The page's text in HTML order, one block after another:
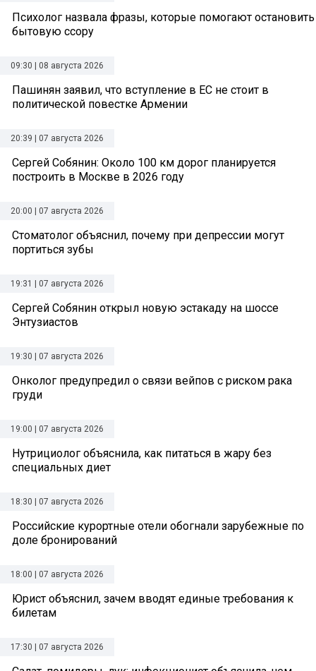
Психолог назвала фразы, которые помогают остановить
бытовую ссору
09:30 | 08 августа 2026
Пашинян заявил, что вступление в ЕС не стоит в
политической повестке Армении
20:39 | 07 августа 2026
Сергей Собянин: Около 100 км дорог планируется
построить в Москве в 2026 году
20:00 | 07 августа 2026
Стоматолог объяснил, почему при депрессии могут
портиться зубы
19:31 | 07 августа 2026
Сергей Собянин открыл новую эстакаду на шоссе
Энтузиастов
19:30 | 07 августа 2026
Онколог предупредил о связи вейпов с риском рака
груди
19:00 | 07 августа 2026
Нутрициолог объяснила, как питаться в жару без
специальных диет
18:30 | 07 августа 2026
Российские курортные отели обогнали зарубежные по
доле бронирований
18:00 | 07 августа 2026
Юрист объяснил, зачем вводят единые требования к
билетам
17:30 | 07 августа 2026